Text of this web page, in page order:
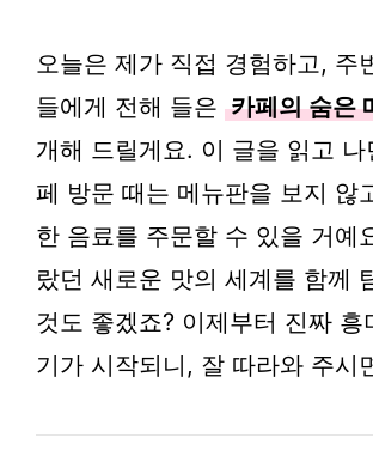
오늘은 제가 직접 경험하고, 주
들에게 전해 들은 카페의 숨은
개해 드릴게요. 이 글을 읽고
페 방문 때는 메뉴판을 보지 않
한 음료를 주문할 수 있을 거예
랐던 새로운 맛의 세계를 함께
것도 좋겠죠? 이제부터 진짜 흥
기가 시작되니, 잘 따라와 주시